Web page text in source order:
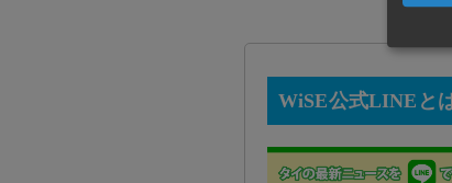
WiSE公式LINEと